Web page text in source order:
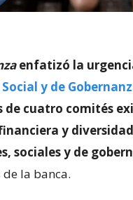
enfatizó la
y de
de cuatro comités
y
sociales y de
la banca.